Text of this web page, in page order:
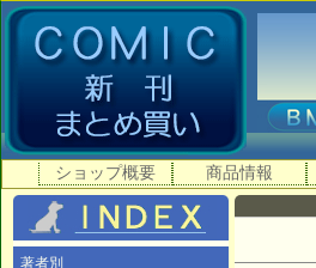
ショップ概要 商品情報
著者別